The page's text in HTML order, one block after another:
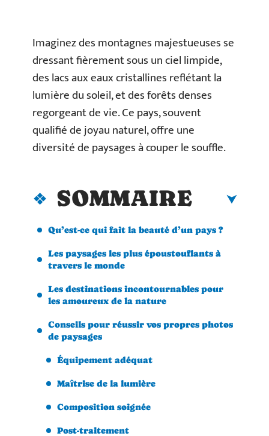
Imaginez des montagnes majestueuses se
dressant fièrement sous un ciel limpide,
des lacs aux eaux cristallines reflétant la
lumière du soleil, et des forêts denses
regorgeant de vie. Ce pays, souvent
qualifié de joyau naturel, offre une
diversité de paysages à couper le souffle.
SOMMAIRE
Qu’est-ce qui fait la beauté d’un pays ?
Les paysages les plus époustouflants à
travers le monde
Les destinations incontournables pour
les amoureux de la nature
Conseils pour réussir vos propres photos
de paysages
Équipement adéquat
Maîtrise de la lumière
Composition soignée
Post-traitement